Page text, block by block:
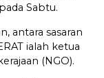
Sabtu.
antara sasaran
ialah ketua
(NGO).